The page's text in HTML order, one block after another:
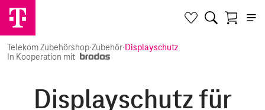
Telekom Zubehörshop·Zubehör·Displayschutz
In Kooperation mit
Displayschutz für